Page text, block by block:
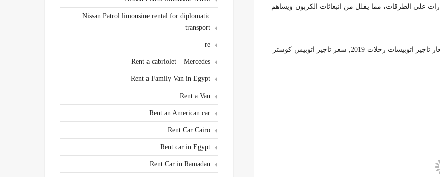
على الطرقات، مما يقلل من انبعاثات الكربون ويساهم
2019, سعر تاجير اتوبيس كوستر
Nissan Patrol limousine rental for diplomatic
transport
re
Rent a cabriolet – Mercedes
Rent a Family Van in Egypt
Rent a Van
Rent an American car
Rent Car Cairo
Rent car in Egypt
Rent Car in Ramadan